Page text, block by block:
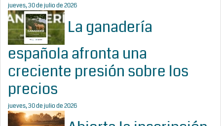
jueves, 30 de julio de 2026
La ganadería
española afronta una
creciente presión sobre los
precios
jueves, 30 de julio de 2026